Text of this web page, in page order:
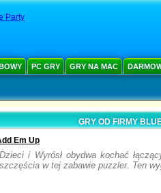
Party
PC GRY GRY NA MAC
GRY OD FIRMY
Em Up
Dzieci i Wyrósł obydwa kochać
szczęścia w tej zabawie puzzler. Ten